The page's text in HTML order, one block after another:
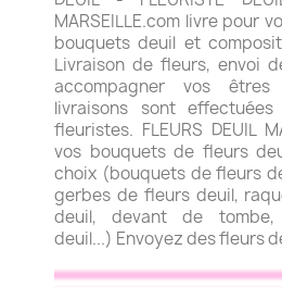
MARSEILLE.com livre pour
bouquets deuil et
Livraison de fleurs, envoi
accompagner vos
livraisons sont
fleuristes. FLEURS DEUIL
vos bouquets de fleurs
choix (bouquets de fleurs
gerbes de fleurs deuil,
deuil, devant de tombe,
deuil...) Envoyez des fleurs